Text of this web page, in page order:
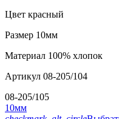
Цвет красный
Размер 10мм
Материал 100% хлопок
Артикул 08-205/104
08-205/105
10мм